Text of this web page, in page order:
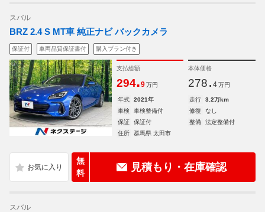
スバル
BRZ 2.4 S MT車 純正ナビ バックカメラ
保証付 車両品質保証書付 購入プラン付き
支払総額
294.9 万円
本体価格
278. 4 万円
年式 2021年 走行
3.2万km
車検
車検整備付 修復
なし
保証
保証付 整備
法定整備付
住所
群馬県 太田市
無
料
見積もり・在庫確認
スバル